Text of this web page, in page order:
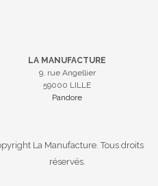
LA MANUFACTURE
9, rue Angellier
59000 LILLE
Pandore
La Manufacture. Tous droits
réservés.